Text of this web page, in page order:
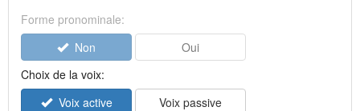
Forme pronominale:
Non
Oui
Choix de la voix:
Voix active
Voix passive